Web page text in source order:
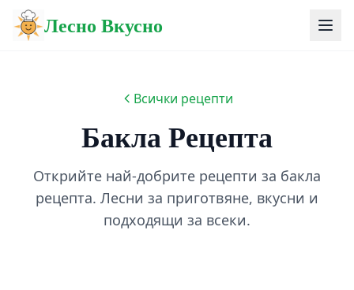
Лесно Вкусно
Всички рецепти
Бакла Рецепта
Открийте най-добрите рецепти за бакла
рецепта. Лесни за приготвяне, вкусни и
подходящи за всеки.